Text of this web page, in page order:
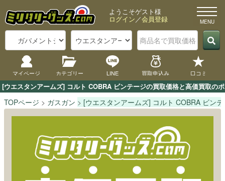
[ウエスタンアームズ] コルト COBRA ビンテージの買取価格と高価買取の
ようこそゲスト様
ログイン／会員登録
マイページ カテゴリー LINE 買取申込み 口コミ
TOPページ ガスガン [ウエスタンアームズ] コルト COBRA ビン